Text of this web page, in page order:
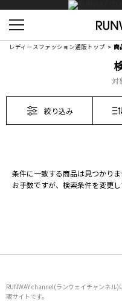
レディースファッション通販トップ 商
対
絞り込み
条件に一致する商品は見つかりま
お手数ですが、検索条件を変更し
RUNWAY channel(ランウェイチャンネル)
販サイトです。